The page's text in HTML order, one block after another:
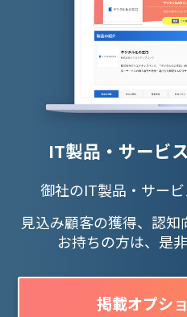
IT製品・サービ
御社のIT製品・サー
見込み顧客の獲得、認
お持ちの方は、是
掲載オプシ